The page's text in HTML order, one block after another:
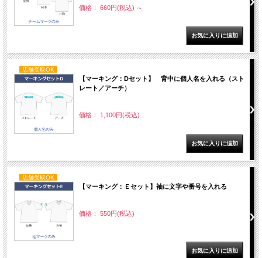
価格： 660円(税込) ～
店舗受取OK
【マーキング：Dセット】 背中に個人名を入れる（スト
レート／アーチ）
価格： 1,100円(税込)
店舗受取OK
【マーキング：Ｅセット】袖に文字や番号を入れる
価格： 550円(税込)